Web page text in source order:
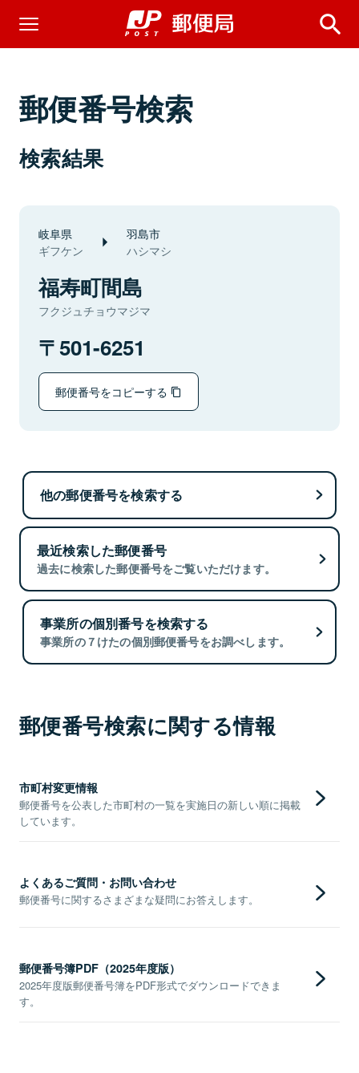
郵便番号検索
検索結果
岐阜県
ギフケン
羽島市
ハシマシ
福寿町間島
フクジュチョウマジマ
501-6251
郵便番号をコピーする
他の郵便番号を検索する
最近検索した郵便番号
過去に検索した郵便番号をご覧いただけます。
事業所の個別番号を検索する
事業所の７けたの個別郵便番号をお調べします。
郵便番号検索に関する情報
市町村変更情報
郵便番号を公表した市町村の一覧を実施日の新しい順に掲載
しています。
よくあるご質問・お問い合わせ
郵便番号に関するさまざまな疑問にお答えします。
郵便番号簿PDF（2025年度版）
2025年度版郵便番号簿をPDF形式でダウンロードできま
す。